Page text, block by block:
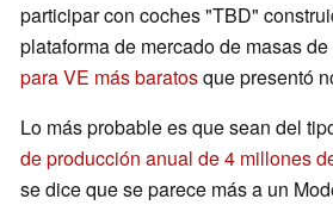
participar con coches "TBD"
plataforma de mercado de masas
para VE más baratosque presentó
Lo más probable es que sean del
de producción anual de 4 millones
se dice que se parece más a un